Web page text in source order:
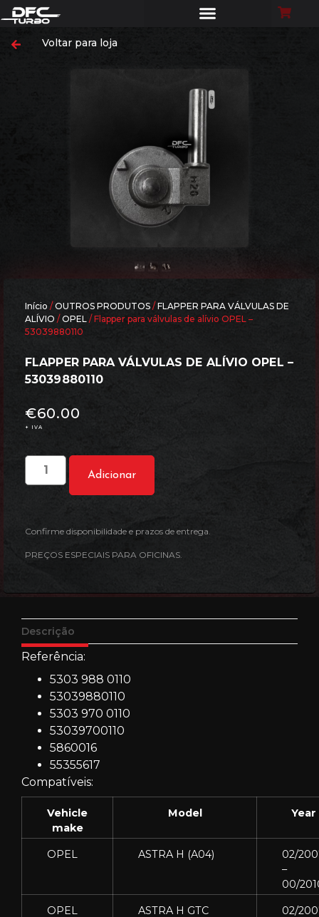
Voltar para loja
Início / OUTROS PRODUTOS / FLAPPER PARA VÁLVULAS DE
ALÍVIO / OPEL / Flapper para válvulas de alívio OPEL –
53039880110
FLAPPER PARA VÁLVULAS DE ALÍVIO OPEL –
53039880110
€60.00
+ IVA
Adicionar
Confirme disponibilidade e prazos de entrega.
PREÇOS ESPECIAIS PARA OFICINAS.
Descrição
Referência:
5303 988 0110
53039880110
5303 970 0110
53039700110
5860016
55355617
Compatíveis:
Vehicle
make
Model Year
OPEL ASTRA H (A04)
02/
–
00/
OPEL
ASTRA H GTC
02/